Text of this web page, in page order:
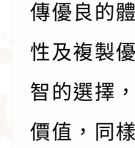
傳優良的
性及複製
智的選擇
價值，同